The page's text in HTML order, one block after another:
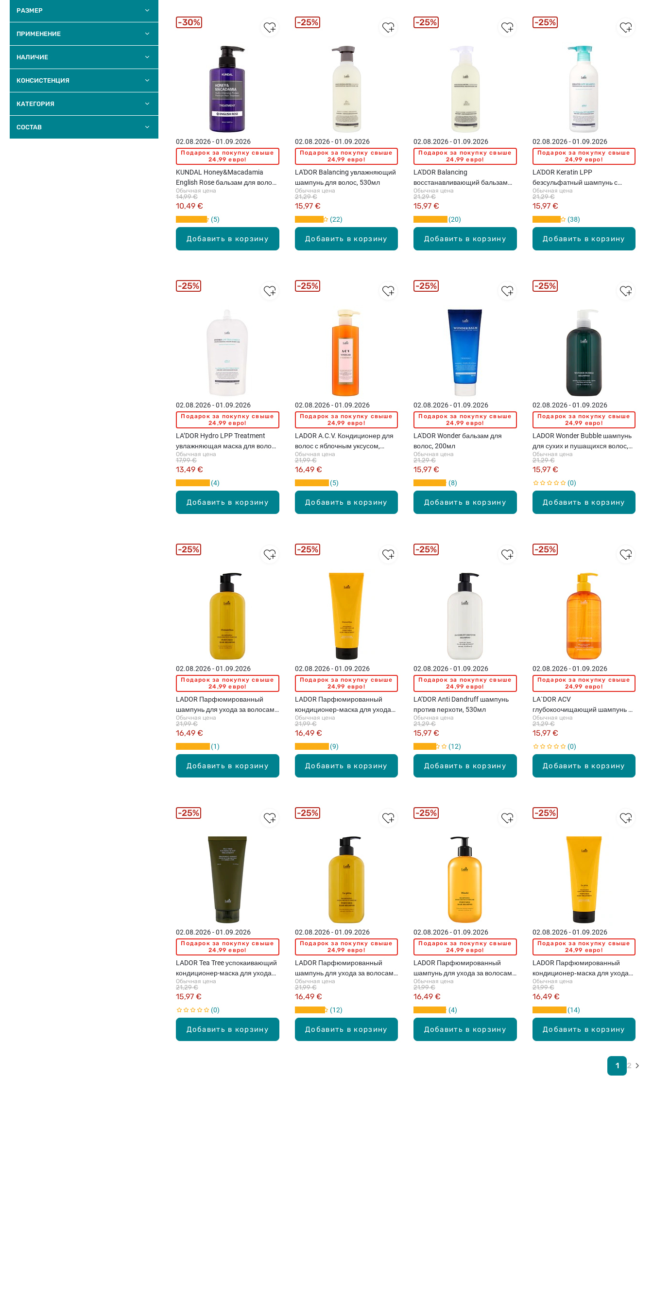
РАЗМЕР
ПРИМЕНЕНИЕ
НАЛИЧИЕ
КОНСИСТЕНЦИЯ
КАТЕГОРИЯ
COCTAB
Добавить в корзину
02.08.2026 - 01.09.2026
Подарок за покупку свыше
24,99 евро!
KUNDAL Honey&Macadamia
English Rose бальзам для волос,
500мл
Обычная цена
10,49 €
14,99 €
5
30%
Добавить в корзину
02.08.2026 - 01.09.2026
Подарок за покупку свыше
24,99 евро!
LA'DOR Balancing увлажняющий
шампунь для волос, 530мл
Обычная цена
15,97 €
21,29 €
22
25%
Добавить в корзину
02.08.2026 - 01.09.2026
Подарок за покупку свыше
24,99 евро!
LA'DOR Balancing
восстанавливающий бальзам
для волос, 530мл
Обычная цена
15,97 €
21,29 €
20
25%
Добавить в корзину
02.08.2026 - 01.09.2026
Подарок за покупку свыше
24,99 евро!
LA'DOR Keratin LPP
безсульфатный шампунь с
кератином, 530мл
Обычная цена
15,97 €
21,29 €
38
25%
Добавить в корзину
02.08.2026 - 01.09.2026
Подарок за покупку свыше
24,99 евро!
LA’DOR Hydro LPP Treatment
увлажняющая маска для волос,
резервный наполнитель, 500мл
Обычная цена
13,49 €
17,99 €
4
25%
Добавить в корзину
02.08.2026 - 01.09.2026
Подарок за покупку свыше
24,99 евро!
LADOR A.C.V. Кондиционер для
волос с яблочным уксусом,
430мл
Обычная цена
16,49 €
21,99 €
5
25%
Добавить в корзину
02.08.2026 - 01.09.2026
Подарок за покупку свыше
24,99 евро!
LA'DOR Wonder бальзам для
волос, 200мл
Обычная цена
15,97 €
21,29 €
8
25%
Добавить в корзину
02.08.2026 - 01.09.2026
Подарок за покупку свыше
24,99 евро!
LADOR Wonder Bubble шампунь
для сухих и пушащихся волос,
530мл
Обычная цена
15,97 €
21,29 €
0
25%
Добавить в корзину
02.08.2026 - 01.09.2026
Подарок за покупку свыше
24,99 евро!
LADOR Парфюмированный
шампунь для ухода за волосами
с ароматом Osmanthus, 530мл
Обычная цена
16,49 €
21,99 €
1
25%
Добавить в корзину
02.08.2026 - 01.09.2026
Подарок за покупку свыше
24,99 евро!
LADOR Парфюмированный
кондиционер‑маска для ухода
за волосами с ароматом
Osmanthus, 380мл
Обычная цена
16,49 €
21,99 €
9
25%
Добавить в корзину
02.08.2026 - 01.09.2026
Подарок за покупку свыше
24,99 евро!
LA’DOR Anti Dandruff шампунь
против перхоти, 530мл
Обычная цена
15,97 €
21,29 €
12
25%
Добавить в корзину
02.08.2026 - 01.09.2026
Подарок за покупку свыше
24,99 евро!
LA`DOR ACV
глубокоочищающий шампунь с
яблочным уксусом, 530мл
Обычная цена
15,97 €
21,29 €
0
25%
Добавить в корзину
02.08.2026 - 01.09.2026
Подарок за покупку свыше
24,99 евро!
LADOR Tea Tree успокаивающий
кондиционер-маска для ухода
за кожей головы, 330мл
Обычная цена
15,97 €
21,29 €
0
25%
Добавить в корзину
02.08.2026 - 01.09.2026
Подарок за покупку свыше
24,99 евро!
LADOR Парфюмированный
шампунь для ухода за волосами
с ароматом La Pitta, 530мл
Обычная цена
16,49 €
21,99 €
12
25%
Добавить в корзину
02.08.2026 - 01.09.2026
Подарок за покупку свыше
24,99 евро!
LADOR Парфюмированный
шампунь для ухода за волосами
с ароматом Hinoki, 530мл
Обычная цена
16,49 €
21,99 €
4
25%
Добавить в корзину
02.08.2026 - 01.09.2026
Подарок за покупку свыше
24,99 евро!
LADOR Парфюмированный
кондиционер‑маска для ухода
за волосами с ароматом La
Pitta, 380мл
Обычная цена
16,49 €
21,99 €
14
25%
1 2